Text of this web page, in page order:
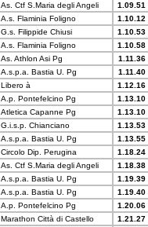
As. Ctf S.Maria degli Angeli
1.09.51
A.s. Flaminia Foligno
1.10.12
G.s. Filippide Chiusi
1.10.53
A.s. Flaminia Foligno
1.10.58
As. Athlon Asi Pg
1.11.36
A.s.p.a. Bastia U. Pg
1.11.40
Libero à
1.12.16
A.p. Pontefelcino Pg
1.13.10
Atletica Capanne Pg
1.13.10
G.i.s.p. Chianciano
1.13.53
A.s.p.a. Bastia U. Pg
1.13.55
Circolo Dip. Perugina
1.18.24
As. Ctf S.Maria degli Angeli
1.18.38
A.s.p.a. Bastia U. Pg
1.19.39
A.s.p.a. Bastia U. Pg
1.19.40
A.p. Pontefelcino Pg
1.20.06
Marathon Città di Castello
1.21.27